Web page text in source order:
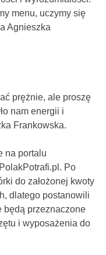
menu, uczymy się
Agnieszka
prężnie, ale proszę
nam energii i
Frankowska.
na portalu
Po
do założonej kwoty
dlatego postanowili
będą przeznaczone
i wyposażenia do